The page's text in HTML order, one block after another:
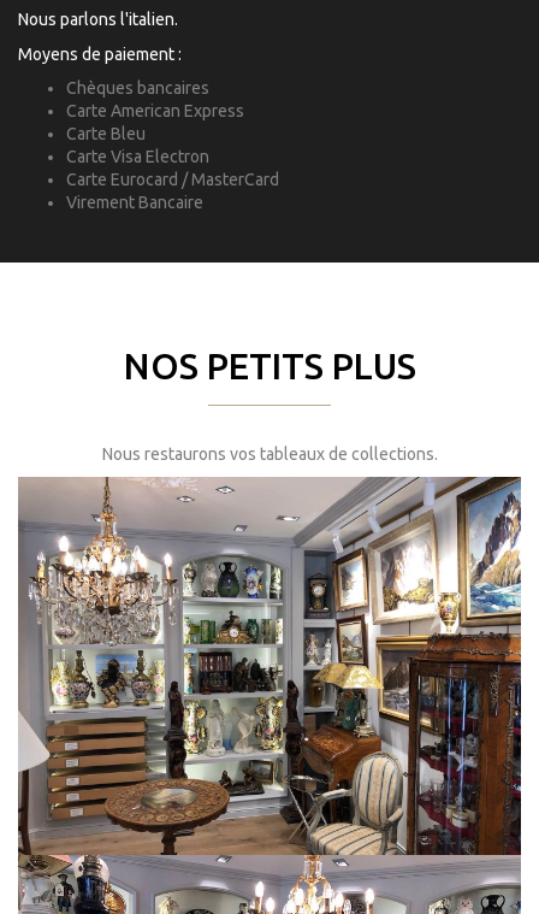
Nous parlons l'italien.
Moyens de paiement :
Chèques bancaires
Carte American Express
Carte Bleu
Carte Visa Electron
Carte Eurocard / MasterCard
Virement Bancaire
NOS PETITS PLUS
Nous restaurons vos tableaux de collections.